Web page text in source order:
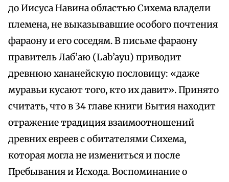
до Иисуса Навина областью Сихема владели
племена, не выказывавшие особого почтения
фараону и его соседям. В письме фараону
правитель Лаб’аю (Lab’ayu) приводит
древнюю хананейскую пословицу: «даже
муравьи кусают того, кто их давит». Принято
считать, что в 34 главе книги Бытия находит
отражение традиция взаимоотношений
древних евреев с обитателями Сихема,
которая могла не измениться и после
Пребывания и Исхода. Воспоминание о